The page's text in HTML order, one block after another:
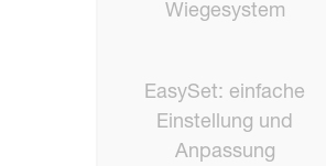
Wiegesystem
EasySet: einfache
Einstellung und
Anpassung